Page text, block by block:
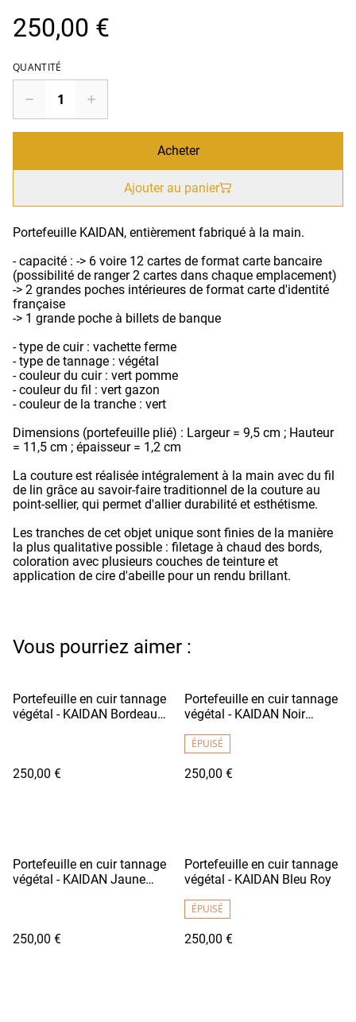
250,00 €
QUANTITÉ
Acheter
Ajouter au panier
Portefeuille KAIDAN, entièrement fabriqué à la main.
- capacité : -> 6 voire 12 cartes de format carte bancaire
(possibilité de ranger 2 cartes dans chaque emplacement)
-> 2 grandes poches intérieures de format carte d'identité
française
-> 1 grande poche à billets de banque
- type de cuir : vachette ferme
- type de tannage : végétal
- couleur du cuir : vert pomme
- couleur du fil : vert gazon
- couleur de la tranche : vert
Dimensions (portefeuille plié) : Largeur = 9,5 cm ; Hauteur
= 11,5 cm ; épaisseur = 1,2 cm
La couture est réalisée intégralement à la main avec du fil
de lin grâce au savoir-faire traditionnel de la couture au
point-sellier, qui permet d'allier durabilité et esthétisme.
Les tranches de cet objet unique sont finies de la manière
la plus qualitative possible : filetage à chaud des bords,
coloration avec plusieurs couches de teinture et
application de cire d'abeille pour un rendu brillant.
Vous pourriez aimer :
Portefeuille en cuir tannage
végétal - KAIDAN Bordeaux
250,00 €
Portefeuille en cuir tannage
végétal - KAIDAN Noir
ÉPUISÉ
250,00 €
Portefeuille en cuir tannage
végétal - KAIDAN Jaune
250,00 €
Portefeuille en cuir tannage
végétal - KAIDAN Bleu Roy
ÉPUISÉ
250,00 €